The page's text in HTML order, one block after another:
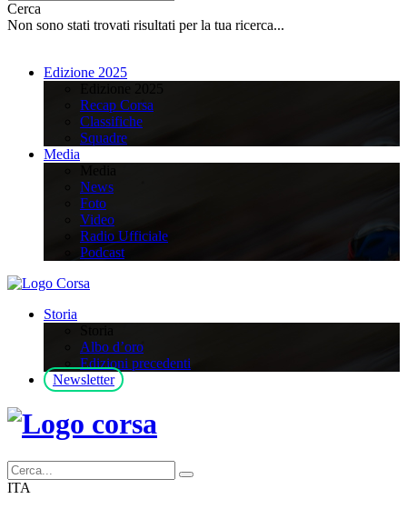
Cerca
Non sono stati trovati risultati per la tua ricerca...
Edizione 2025
Recap Corsa
Classifiche
Squadre
Media
News
Foto
Video
Radio Ufficiale
Podcast
Storia
Albo d’oro
Edizioni precedenti
Newsletter
ITA